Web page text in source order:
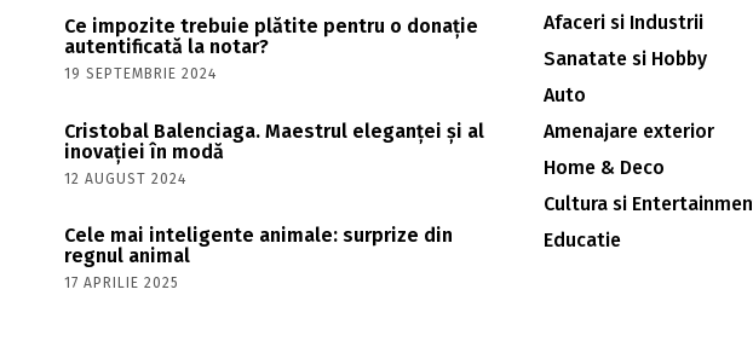
Ce impozite trebuie plătite pentru o donație
autentificată la notar?
19 SEPTEMBRIE 2024
Cristobal Balenciaga. Maestrul eleganței și al
inovației în modă
12 AUGUST 2024
Cele mai inteligente animale: surprize din
regnul animal
17 APRILIE 2025
Afaceri si Industrii
Sanatate si Hobby
Auto
Amenajare exterior
Home & Deco
Cultura si
Educatie